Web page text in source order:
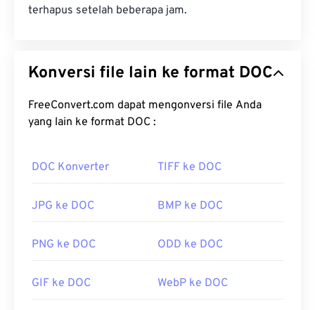
terhapus setelah beberapa jam.
Konversi file lain ke format DOC
FreeConvert.com dapat mengonversi file Anda
yang lain ke format DOC :
DOC Konverter TIFF ke DOC
JPG ke DOC BMP ke DOC
PNG ke DOC ODD ke DOC
GIF ke DOC WebP ke DOC